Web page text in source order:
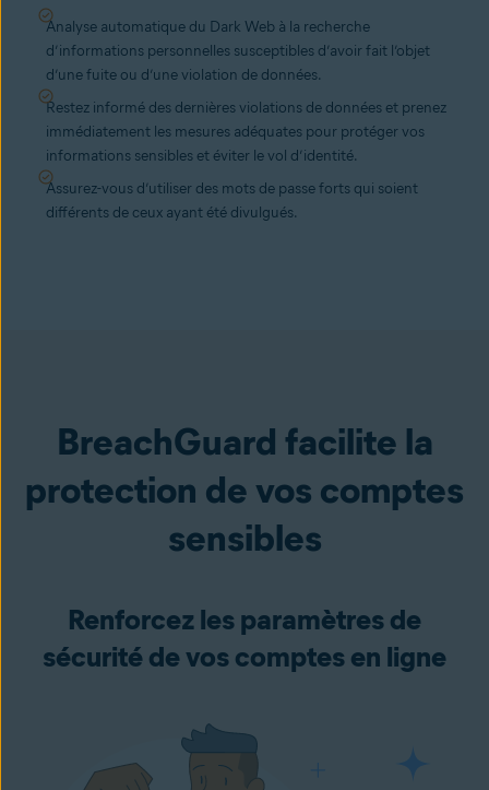
Analyse automatique du Dark Web à la recherche
d’informations personnelles susceptibles d’avoir fait l’objet
d’une fuite ou d’une violation de données.
Restez informé des dernières violations de données et prenez
immédiatement les mesures adéquates pour protéger vos
informations sensibles et éviter le vol d’identité.
Assurez-vous d’utiliser des mots de passe forts qui soient
différents de ceux ayant été divulgués.
BreachGuard facilite la
protection de vos comptes
sensibles
Renforcez les paramètres de
sécurité de vos comptes en ligne